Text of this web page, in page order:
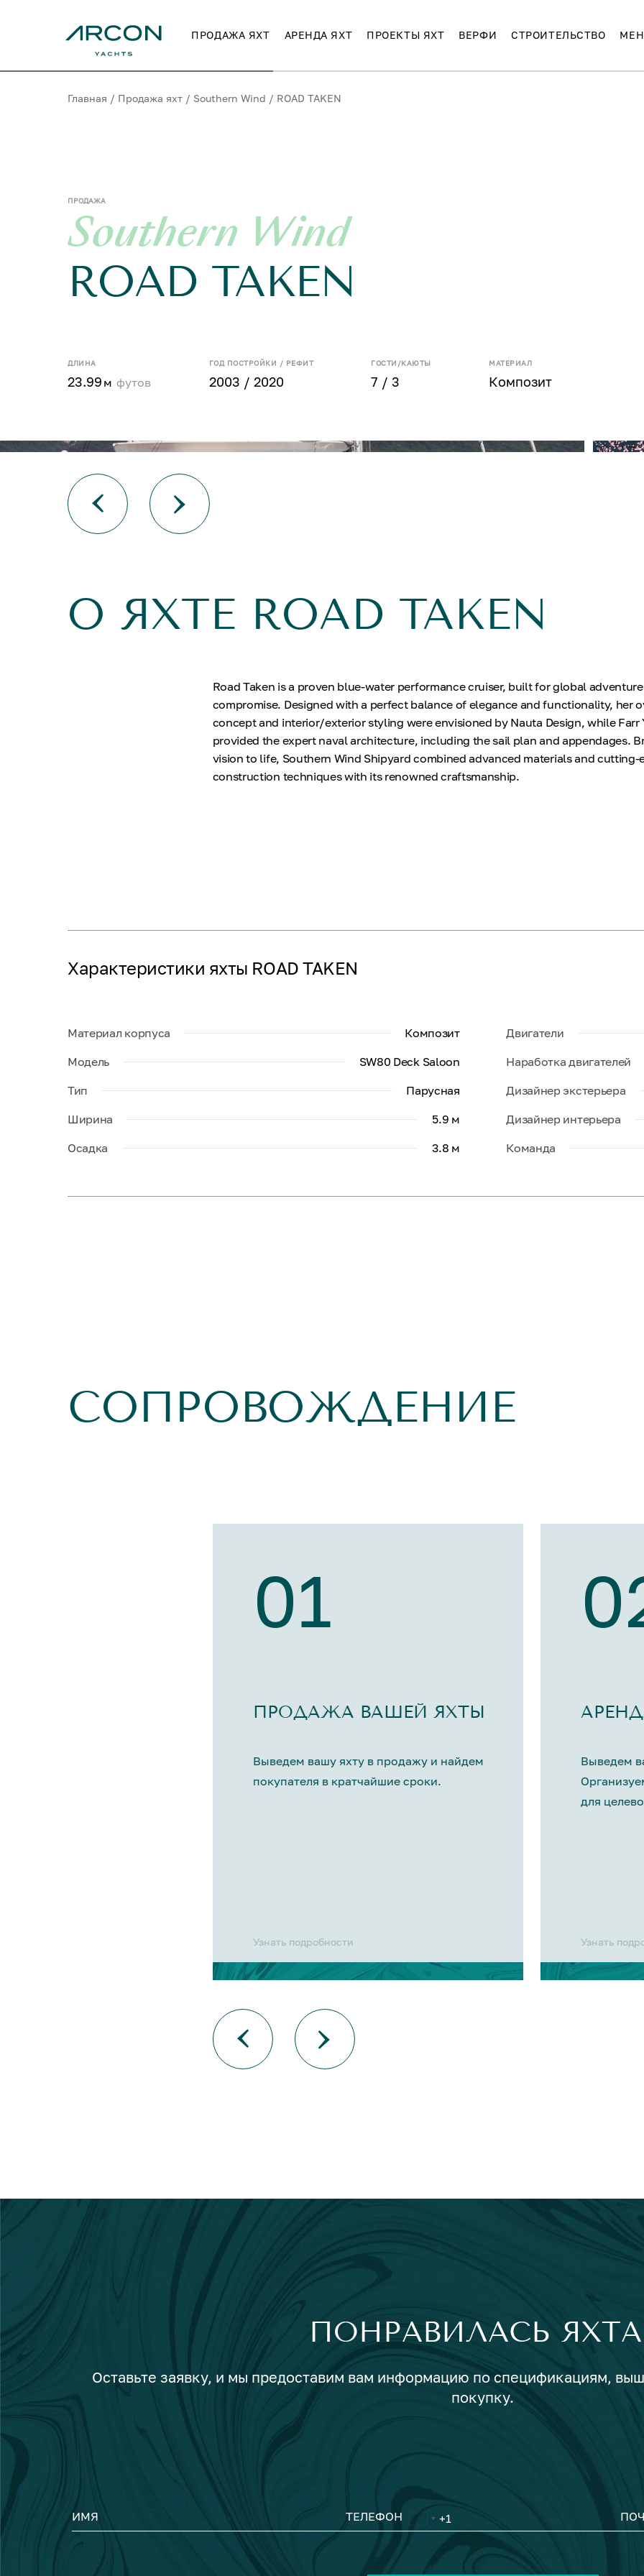
ПРОДАЖА ЯХТ АРЕНДА ЯХТ ПРОЕКТЫ ЯХТ ВЕРФИ СТРОИТЕЛЬСТВО
Главная / Продажа яхт / Southern Wind / ROAD TAKEN
ПРОДАЖА
Southern Wind
ROAD TAKEN
ДЛИНА
23.99 м футов
ГОД ПОСТРОЙКИ / РЕФИТ
2003 / 2020
ГОСТИ/КАЮТЫ
7 / 3
МАТЕРИАЛ
Композит
О ЯХТЕ ROAD TAKEN
Road Taken is a proven blue-water performance cruiser, built for global
compromise. Designed with a perfect balance of elegance and functionality, her
concept and interior/exterior styling were envisioned by Nauta Design, while Farr
provided the expert naval architecture, including the sail plan and appendages.
vision to life, Southern Wind Shipyard combined advanced materials and cutting-
construction techniques with its renowned craftsmanship.
Характеристики яхты ROAD TAKEN
Материал корпуса
Композит
Модель
SW80 Deck Saloon
Тип
Парусная
Ширина
5.9 м
Осадка
3.8 м
Двигатели
Наработка двигателей
Дизайнер экстерьера
Дизайнер интерьера
Команда
СОПРОВОЖДЕНИЕ
01
ПРОДАЖА ВАШЕЙ ЯХТЫ
Выведем вашу яхту в продажу и найдем
покупателя в кратчайшие сроки.
Узнать подробности
Выведем
для
Узнать
ПОНРАВИЛАСЬ
Оставьте заявку, и мы предоставим вам информацию по спецификациям,
покупку.
ИМЯ ТЕЛЕФОН